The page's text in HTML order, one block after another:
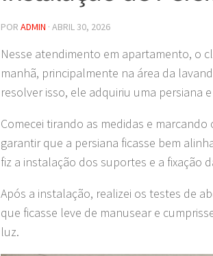
POR ADMIN · ABRIL 30, 2026
Nesse atendimento em apartamento, o
manhã, principalmente na área da
resolver isso, ele adquiriu uma persiana
Comecei tirando as medidas e
garantir que a persiana ficasse bem
fiz a instalação dos suportes e a fixação
Após a instalação, realizei os testes de
que ficasse leve de manusear e
luz.